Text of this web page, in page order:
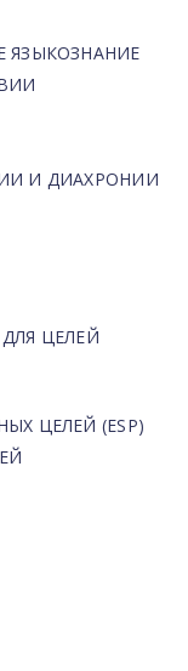
ЯЗЫКОЗНАНИЕ
И ДИАХРОНИИ
ЦЕЛЕЙ
ЦЕЛЕЙ (ESP)